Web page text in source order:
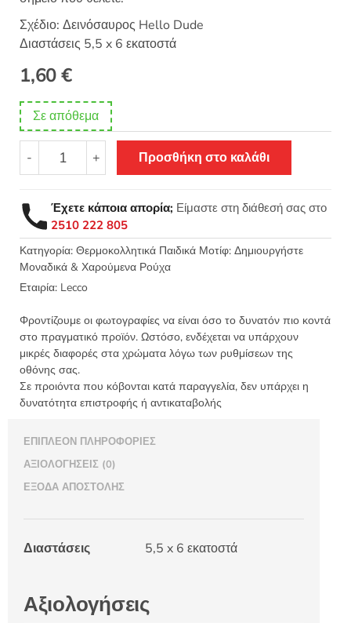
Σχέδιο: Δεινόσαυρος Hello Dude
Διαστάσεις 5,5 x 6 εκατοστά
1,60€
Σε απόθεμα
-
Θερμοκολλητικό
σιδερότυπο
μοτίφ
Δεινόσαυρος
Hello
Dude
5,5x6
LECCO
ποσότητα
+ Προσθήκη στο καλάθι
Έχετε κάποια απορία; Είμαστε στη διάθεσή σας στο
2510 222 805
Κατηγορία: Θερμοκολλητικά Παιδικά Μοτίφ: Δημιουργήστε
Μοναδικά & Χαρούμενα Ρούχα
Εταιρία: Lecco
Φροντίζουμε οι φωτογραφίες να είναι όσο το δυνατόν πιο κοντά
στο πραγματικό προϊόν. Ωστόσο, ενδέχεται να υπάρχουν
μικρές διαφορές στα χρώματα λόγω των ρυθμίσεων της
οθόνης σας.
Σε προιόντα που κόβονται κατά παραγγελία, δεν υπάρχει η
δυνατότητα επιστροφής ή αντικαταβολής
ΕΠΙΠΛΈΟΝ ΠΛΗΡΟΦΟΡΊΕΣ
ΑΞΙΟΛΟΓΉΣΕΙΣ (0)
ΈΞΟΔΑ ΑΠΟΣΤΟΛΉΣ
Διαστάσεις 5,5 x 6 εκατοστά
Αξιολογήσεις